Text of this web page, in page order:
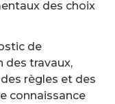
des choix
de
des travaux,
règles et des
connaissance